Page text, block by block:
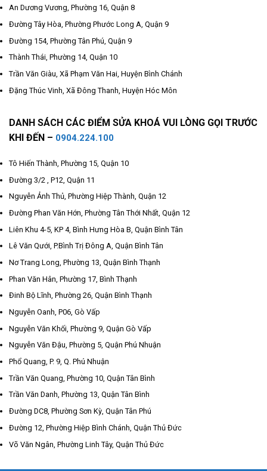
An Dương Vương, Phường 16, Quận 8
Đường Tây Hòa, Phường Phước Long A, Quận 9
Đường 154, Phường Tân Phú, Quận 9
Thành Thái, Phường 14, Quận 10
Trần Văn Giàu, Xã Phạm Văn Hai, Huyện Bình Chánh
Đặng Thúc Vinh, Xã Đông Thanh, Huyện Hóc Môn
DANH SÁCH CÁC ĐIỂM SỬA KHOÁ VUI LÒNG GỌI TRƯỚC
KHI ĐẾN – 0904.224.100
Tô Hiến Thành, Phường 15, Quận 10
Đường 3/2 , P12, Quận 11
Nguyễn Ảnh Thủ, Phường Hiệp Thành, Quận 12
Đường Phan Văn Hớn, Phường Tân Thới Nhất, Quận 12
Liên Khu 4-5, KP 4, Bình Hưng Hòa B, Quận Bình Tân
Lê Văn Qưới, P.Bình Trị Đông A, Quận Bình Tân
Nơ Trang Long, Phường 13, Quận Bình Thạnh
Phan Văn Hân, Phường 17, Bình Thạnh
Đinh Bộ Lĩnh, Phường 26, Quận Bình Thạnh
Nguyễn Oanh, P06, Gò Vấp
Nguyễn Văn Khối, Phường 9, Quận Gò Vấp
Nguyễn Văn Đậu, Phường 5, Quận Phú Nhuận
Phổ Quang, P. 9, Q. Phú Nhuận
Trần Văn Quang, Phường 10, Quận Tân Bình
Trần Văn Danh, Phường 13, Quận Tân Bình
Đường DC8, Phường Sơn Kỳ, Quận Tân Phú
Đường 12, Phường Hiệp Bình Chánh, Quận Thủ Đức
Võ Văn Ngân, Phường Linh Tây, Quận Thủ Đức